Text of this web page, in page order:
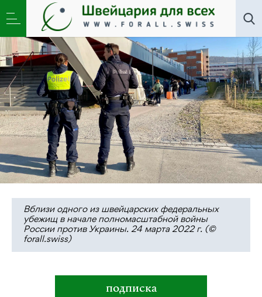
Новости Общество»Швейцария думает, как
вернуть украинских беженцев в Украину
Вблизи одного из швейцарских федеральных
убежищ в начале полномасштабной войны
России против Украины. 24 марта 2022 г. (©
forall.swiss)
подписка